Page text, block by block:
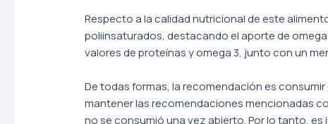
Respecto a la calidad nutricional de este
poliinsaturados, destacando el aporte de omega
valores de proteínas y omega 3, junto con un
De todas formas, la recomendación es
mantener las recomendaciones mencionadas
no se consumió una vez abierto. Por lo tanto,